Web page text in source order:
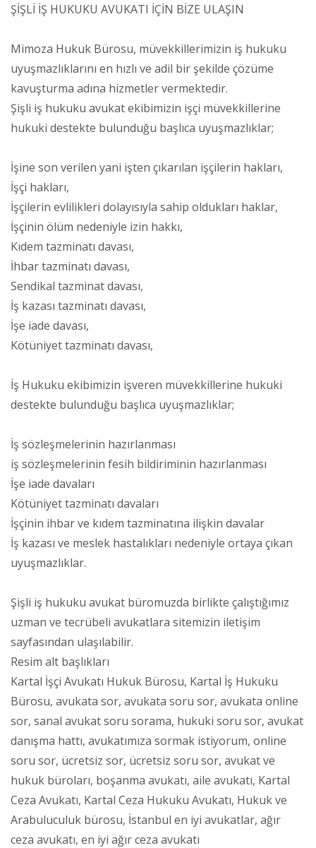
ŞİŞLİ İŞ HUKUKU AVUKATI İÇİN BİZE ULAŞIN
Mimoza Hukuk Bürosu, müvekkillerimizin iş hukuku
uyuşmazlıklarını en hızlı ve adil bir şekilde çözüme
kavuşturma adına hizmetler vermektedir.
Şişli iş hukuku avukat ekibimizin işçi müvekkillerine
hukuki destekte bulunduğu başlıca uyuşmazlıklar;
İşine son verilen yani işten çıkarılan işçilerin hakları,
İşçi hakları,
İşçilerin evlilikleri dolayısıyla sahip oldukları haklar,
İşçinin ölüm nedeniyle izin hakkı,
Kıdem tazminatı davası,
İhbar tazminatı davası,
Sendikal tazminat davası,
İş kazası tazminatı davası,
İşe iade davası,
Kötüniyet tazminatı davası,
İş Hukuku ekibimizin işveren müvekkillerine hukuki
destekte bulunduğu başlıca uyuşmazlıklar;
İş sözleşmelerinin hazırlanması
iş sözleşmelerinin fesih bildiriminin hazırlanması
İşe iade davaları
Kötüniyet tazminatı davaları
İşçinin ihbar ve kıdem tazminatına ilişkin davalar
İş kazası ve meslek hastalıkları nedeniyle ortaya çıkan
uyuşmazlıklar.
Şişli iş hukuku avukat büromuzda birlikte çalıştığımız
uzman ve tecrübeli avukatlara sitemizin iletişim
sayfasından ulaşılabilir.
Resim alt başlıkları
Kartal İşçi Avukatı Hukuk Bürosu, Kartal İş Hukuku
Bürosu, avukata sor, avukata soru sor, avukata online
sor, sanal avukat soru sorama, hukuki soru sor, avukat
danışma hattı, avukatımıza sormak istiyorum, online
soru sor, ücretsiz sor, ücretsiz soru sor, avukat ve
hukuk büroları, boşanma avukatı, aile avukatı, Kartal
Ceza Avukatı, Kartal Ceza Hukuku Avukatı, Hukuk ve
Arabuluculuk bürosu, İstanbul en iyi avukatlar, ağır
ceza avukatı, en iyi ağır ceza avukatı